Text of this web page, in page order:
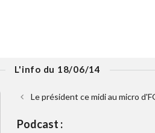
L'info du 18/06/14
Le président ce midi au micro
Podcast :